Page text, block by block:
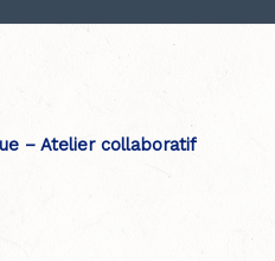
– Atelier collaboratif